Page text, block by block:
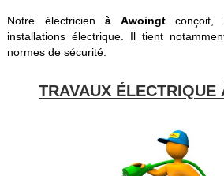
Notre électricienà Awoingtconçoit,
installations électrique. Il tient
normes de sécurité.
TRAVAUX ÉLECTRIQUE